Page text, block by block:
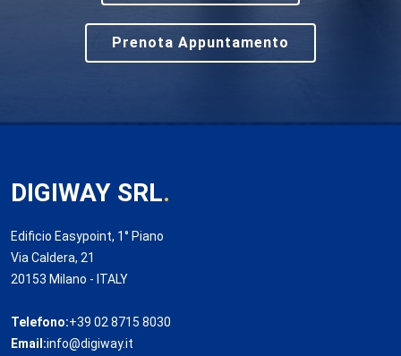
Prenota Appuntamento
DIGIWAY SRL.
Edificio Easypoint, 1° Piano
Via Caldera, 21
20153 Milano - ITALY
Telefono:+39 02 8715 8030
Email:info@digiway.it